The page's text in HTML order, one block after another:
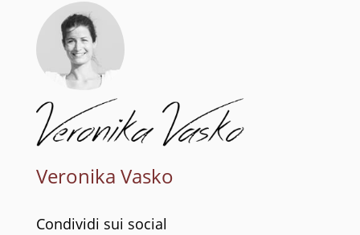
Veronika Vasko
Condividi sui social